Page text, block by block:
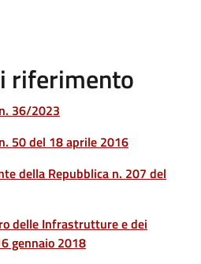
riferimento
36/2023
50 del 18 aprile 2016
della Repubblica n. 207 del
delle Infrastrutture e dei
gennaio 2018